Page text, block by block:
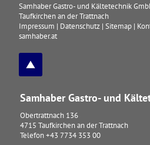
Samhaber Gastro- und Kältetechnik
Taufkirchen an der Trattnach
Impressum | Datenschutz |Sitemap |
samhaber.at
Samhaber Gastro- und
Obertrattnach 136
4715 Taufkirchen an der Trattnach
Telefon +43 7734 353 00